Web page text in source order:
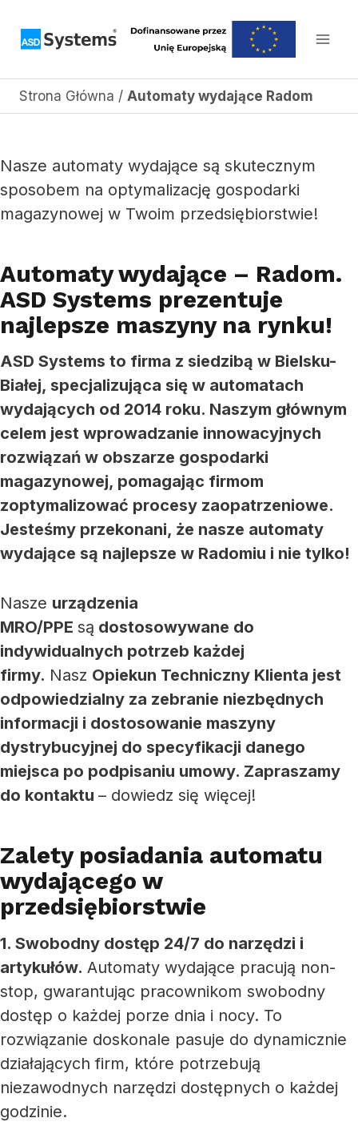
Strona Główna / Automaty wydające Radom
Nasze automaty wydające są skutecznym
sposobem na optymalizację gospodarki
magazynowej w Twoim przedsiębiorstwie!
Automaty wydające – Radom.
ASD Systems prezentuje
najlepsze maszyny na rynku!
ASD Systems to firma z siedzibą w Bielsku-
Białej, specjalizująca się w automatach
wydających od 2014 roku. Naszym głównym
celem jest wprowadzanie innowacyjnych
rozwiązań w obszarze gospodarki
magazynowej, pomagając firmom
zoptymalizować procesy zaopatrzeniowe.
Jesteśmy przekonani, że nasze automaty
wydające są najlepsze w Radomiu i nie tylko!
Nasze urządzenia
MRO/PPE są dostosowywane do
indywidualnych potrzeb każdej
firmy. Nasz Opiekun Techniczny Klienta jest
odpowiedzialny za zebranie niezbędnych
informacji i dostosowanie maszyny
dystrybucyjnej do specyfikacji danego
miejsca po podpisaniu umowy. Zapraszamy
do kontaktu – dowiedz się więcej!
Zalety posiadania automatu
wydającego w
przedsiębiorstwie
1. Swobodny dostęp 24/7 do narzędzi i
artykułów. Automaty wydające pracują non-
stop, gwarantując pracownikom swobodny
dostęp o każdej porze dnia i nocy. To
rozwiązanie doskonale pasuje do dynamicznie
działających firm, które potrzebują
niezawodnych narzędzi dostępnych o każdej
godzinie.